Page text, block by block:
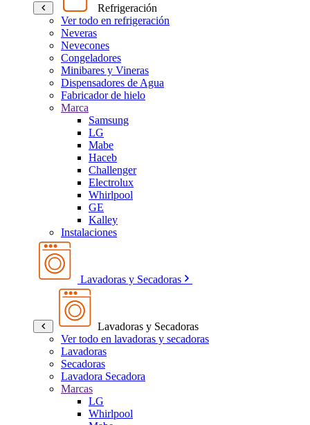
Refrigeración
Ver todo en refrigeración
Neveras
Nevecones
Congeladores
Minibares y Vineras
Dispensadores de Agua
Fabricador de hielo
Marca
Samsung
LG
Mabe
Haceb
Challenger
Electrolux
Whirlpool
GE
Kalley
Instalaciones
Lavadoras y Secadoras
Lavadoras y Secadoras
Ver todo en lavadoras y secadoras
Lavadoras
Secadoras
Lavadora Secadora
Marcas
LG
Whirlpool